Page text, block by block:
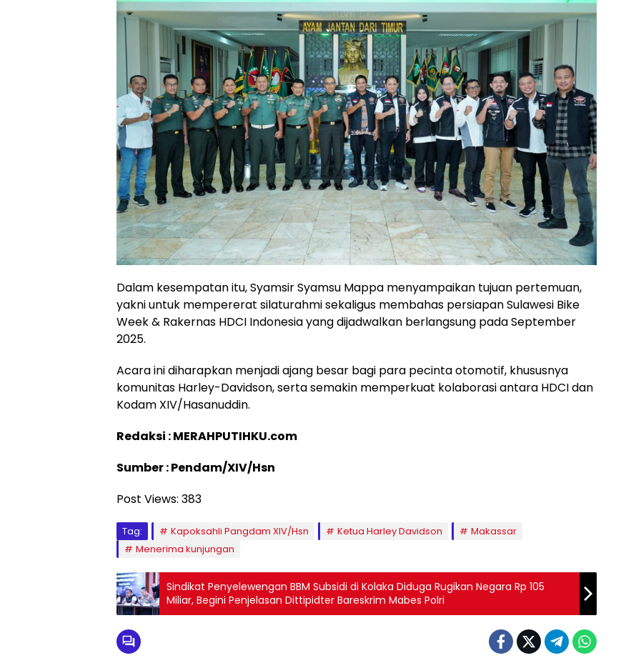
Dalam kesempatan itu, Syamsir Syamsu Mappa menyampaikan tujuan pertemuan,
yakni untuk mempererat silaturahmi sekaligus membahas persiapan Sulawesi Bike
Week & Rakernas HDCI Indonesia yang dijadwalkan berlangsung pada September
2025.
Acara ini diharapkan menjadi ajang besar bagi para pecinta otomotif, khususnya
komunitas Harley-Davidson, serta semakin memperkuat kolaborasi antara HDCI dan
Kodam XIV/Hasanuddin.
Redaksi : MERAHPUTIHKU.com
Sumber : Pendam/XIV/Hsn
Post Views: 383
Tag: Kapoksahli Pangdam XIV/Hsn Ketua Harley Davidson
Makassar
Menerima kunjungan
Sindikat Penyelewengan BBM Subsidi di Kolaka Diduga Rugikan Negara Rp 105
Miliar, Begini Penjelasan Dittipidter Bareskrim Mabes Polri